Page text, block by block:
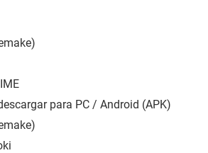
para PC / Android (APK)